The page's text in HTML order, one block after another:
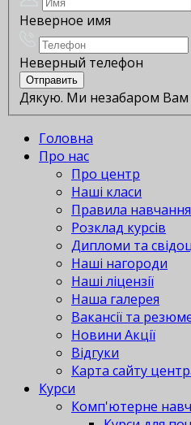
Неверное имя
Неверный телефон
Дякую. Ми незабаром
Головна
Про нас
Про центр
Наші класи
Правила навчання
Розклад курсів
Дипломи та
Наші нагороди
Наші ліцензії
Наша галерея
Вакансії та
Новини Акції
Відгуки
Карта сайту
Курси
Комп'ютерне